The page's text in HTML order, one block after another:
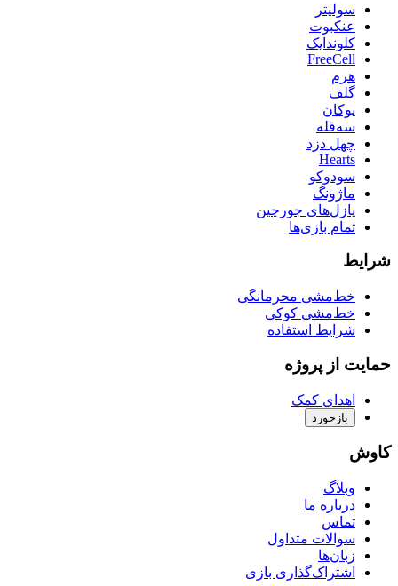
سولیتر
عنکبوت
کلوندایک
FreeCell
هرم
گلف
یوکان
سه‌قله
چهل دزد
Hearts
سودوکو
ماژونگ
پازل‌های جورچین
تمام بازی‌ها
شرایط
خط‌مشی محرمانگی
خط‌مشی کوکی
شرایط استفاده
حمایت از پروژه
اهدای کمک
بازخورد
کاوش
وبلاگ
درباره ما
تماس
سوالات متداول
زبان‌ها
اشتراک‌گذاری بازی